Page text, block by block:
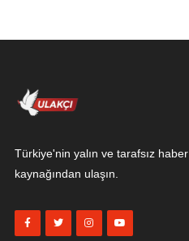
Türkiye'nin yalın ve tarafsız
kaynağından ulaşın.